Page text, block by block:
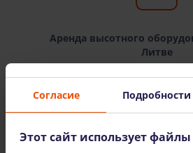
Аренда высотного
Литве
Филиалы Bokštelis.lt можно
городах Литвы: Вильнюсе,
и Шяуляе. Доставляем
Согласие Подробности
Этот сайт использует